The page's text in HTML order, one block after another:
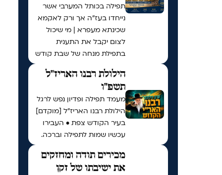
תפילה בכותל המערבי אשר
נייחדו בעז"ה אך ורק לאקמא
שכינתא מעפרא | מי שיכול
לצום יקבל את התענית
בתפילת מנחה של שבת קודש
הילולת רבנו האריז"ל
תשפ"ו
מעמד תפילה ופדיון נפש לרגל
הילולת רבנו האריז"ל [מוקדם]
בעיר הקודש צפת • העבירו
עכשיו שמות לתפילה וברכה.
מכירים תודה ומחזקים
את ישיבתו של זקן